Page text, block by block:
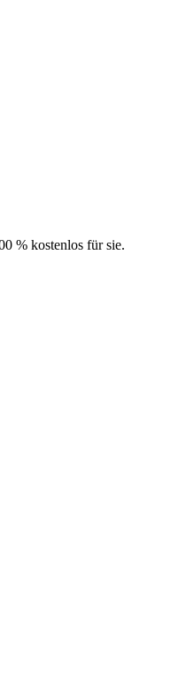
% kostenlos für sie.